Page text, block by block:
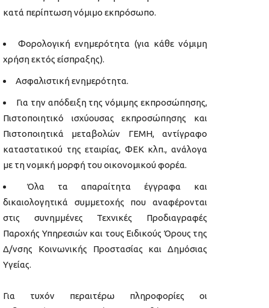
κατά περίπτωση νόμιμο εκπρόσωπο.
Φορολογική ενημερότητα (για κάθε νόμιμη
χρήση εκτός είσπραξης).
Ασφαλιστική ενημερότητα.
Για την απόδειξη της νόμιμης εκπροσώπησης,
Πιστοποιητικό ισχύουσας εκπροσώπησης και
Πιστοποιητικά μεταβολών ΓΕΜΗ, αντίγραφο
καταστατικού της εταιρίας, ΦΕΚ κλπ., ανάλογα
με τη νομική μορφή του οικονομικού φορέα.
Όλα τα απαραίτητα έγγραφα και
δικαιολογητικά συμμετοχής που αναφέρονται
στις συνημμένες Τεχνικές Προδιαγραφές
Παροχής Υπηρεσιών και τους Ειδικούς Όρους της
Δ/νσης Κοινωνικής Προστασίας και Δημόσιας
Υγείας.
Για τυχόν περαιτέρω πληροφορίες οι